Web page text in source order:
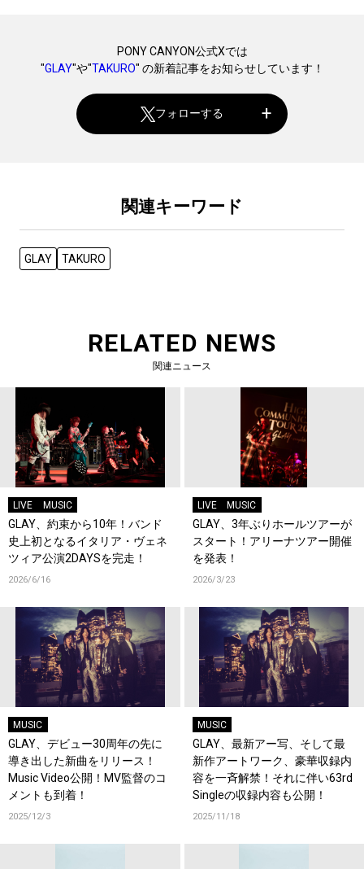
PONY CANYON公式Xでは
"GLAY"や"TAKURO" の新着記事をお知らせしています！
フォローする
関連キーワード
GLAY TAKURO
RELATED NEWS
関連ニュース
LIVE MUSIC
GLAY、約束から10年！バンド
史上初となるイタリア・ヴェネ
ツィア公演2DAYSを完走！
2026/6/16
LIVE MUSIC
GLAY、3年ぶりホールツアーが
スタート！アリーナツアー開催
を発表！
2026/3/23
MUSIC
GLAY、デビュー30周年の先に
導き出した新曲をリリース！
Music Video公開！MV監督のコ
メントも到着！
2025/12/3
MUSIC
GLAY、最新アー写、そして最
新作アートワーク、豪華収録内
容を一斉解禁！それに伴い63rd
Singleの収録内容も公開！
2025/11/18